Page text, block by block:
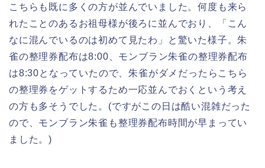
こちらも既に多くの方が並んでいました。何度も来ら
れたことのあるお祖母様が後ろに並んでおり、「こん
なに混んでいるのは初めて見たわ」と驚いた様子。朱
雀の整理券配布は8:00、モンブラン朱雀の整理券配布
は8:30となっていたので、朱雀がダメだったらこちら
の整理券をゲットするため一応並んでおくという考え
の方も多そうでした。(ですがこの日は酷い混雑だった
ので、モンブラン朱雀も整理券配布時間が早まってい
ました。)